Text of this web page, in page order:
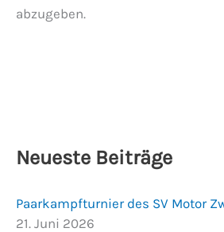
abzugeben.
Neueste Beiträge
Paarkampfturnier des SV Motor
21. Juni 2026